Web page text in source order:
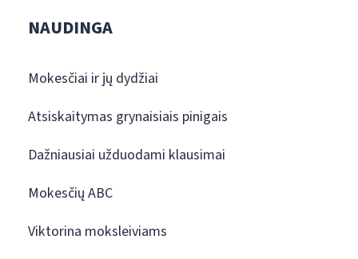
NAUDINGA
Mokesčiai ir jų dydžiai
Atsiskaitymas grynaisiais pinigais
Dažniausiai užduodami klausimai
Mokesčių ABC
Viktorina moksleiviams